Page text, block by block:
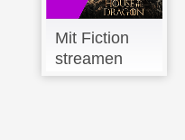
Mit Fiction
streamen